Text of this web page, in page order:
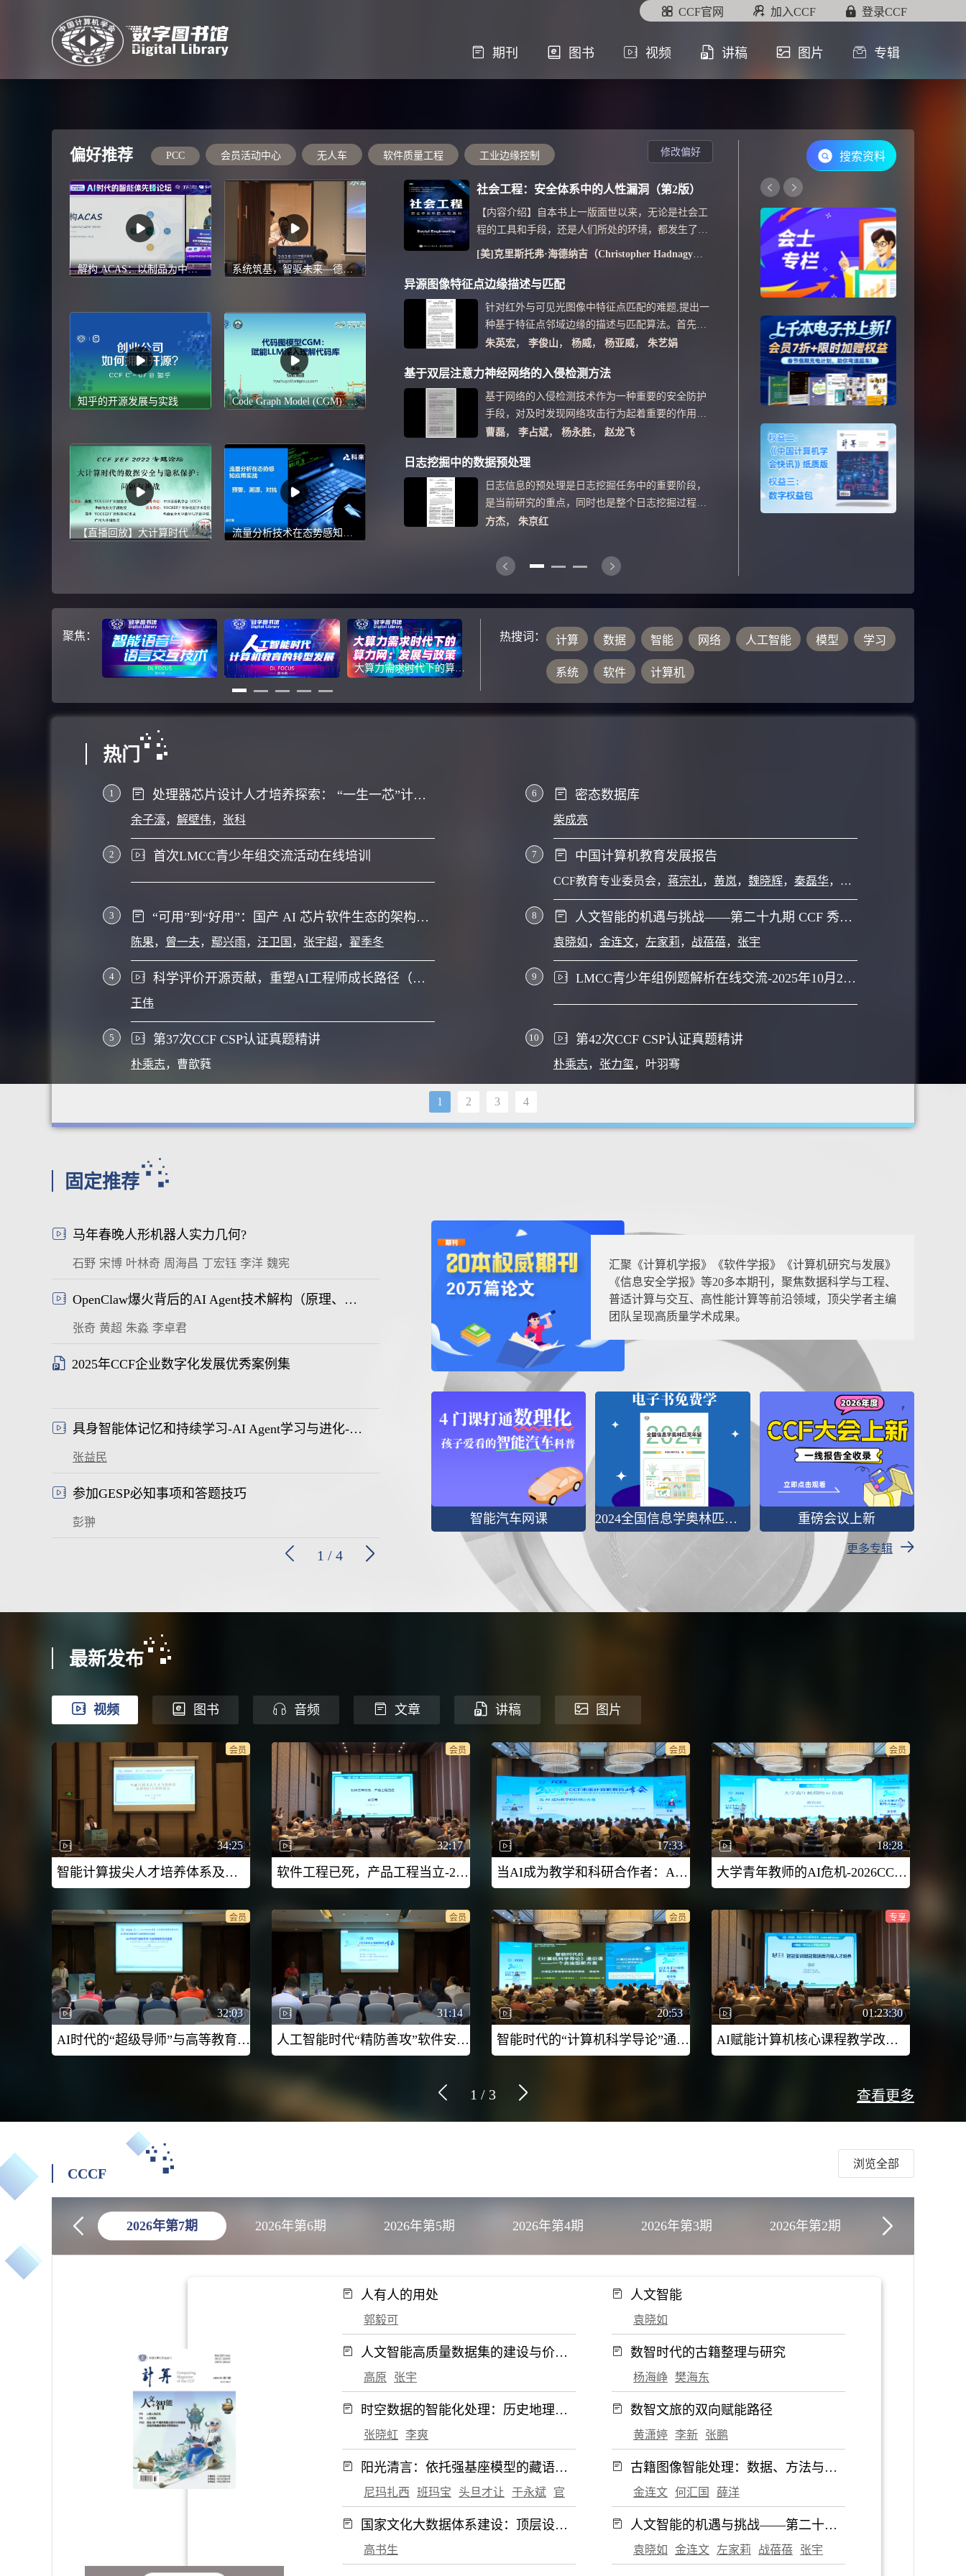
CCF官网 加入CCF 登录CCF
期刊 图书 视频 讲稿 图片 专辑
偏好推荐 PCC 会员活动中心 无人车 软件质量工程 工业边缘控制 修改偏好
解构 ACAS：以制品为中心的智能体系统架构与工程实践 系统筑基，智驱未来—德赛西威智能化方案生态共进
知乎的开源发展与实践 Code Graph Model (CGM): A Graph-Integrated Large Language Model for Repository-Level Software Engineering Tasks-2025 CCF中国软件大会-CCF ChinaSoft
【直播回放】大计算时代的数据安全与隐私保护：问题与挑战？-YEF 2022 流量分析技术在态势感知建设中应用实战
社会工程：安全体系中的人性漏洞（第2版）
【内容介绍】自本书上一版面世以来，无论是社会工
程的工具和手段，还是人们所处的环境，都发生了巨
大的变化，因此本书推出了升级版。本书作者是具备
加了新的示例，将...
[美]克里斯托弗·海德纳吉（Christopher Hadnagy） 著
异源图像特征点边缘描述与匹配
针对红外与可见光图像中特征点匹配的难题,提出一
种基于特征点邻域边缘的描述与匹配算法。首先采
用基于曲率尺度空间的角点检测算法进行特征点提
征点所在曲线的法线作为主方向,以避免图像的旋转
代价；计算特征点邻域像素点的B-LBP算子的加权
分布直方图；然后搜索相同边缘上最近的特征点并
计算相应的直方图信息；再对两个直方图进行级联,
最后采用最近邻算法实现特征点匹配。实验结果表
明,这两种描述子在红外与可见光图像特征点匹配方
面较SIFT算法具有较高的正确匹配率,能够实现两种
图像的精确匹配。
朱英宏，李俊山 ，杨威，杨亚威，朱艺娟
基于双层注意力神经网络的入侵检测方法
基于网络的入侵检测技术作为一种重要的安全防护
手段，对及时发现网络攻击行为起着重要的作用。
目前，采用特征工程的机器学习算法是检测分析网
失有效载荷的重要信息；另外，网络攻击流量中的
不同数据包信息在入侵检测中所起的作用是不同
的，而现有算法大都对重要信息的捕捉能力不足。
针对上述问题，提出了一种新的深度学习模型L2-
神经网络基础上，引入双层注意力机制，捕获关键
检出率平均提升了4.05%和2.48%，同时误报率、漏
其他同类模型。
曹磊，李占斌，杨永胜，赵龙飞
日志挖掘中的数据预处理
日志信息的预处理是日志挖掘任务中的重要阶段，
是当前研究的重点，同时也是整个日志挖掘过程的
基础和实施有效挖掘算法的前提，在日志挖掘中起
的几种软件，而日志挖掘中重要的数据预处理软件
国内暂无。文中主要介绍了数据挖掘中的日志挖
挖掘中的数据预处理，并在Delphi开发工具中成功
的转换，实现了日志挖掘中的数据预处理。 / Log
information preprocessing is an important stage of the
log mining task,which is the focus of current research.
方杰，朱京红
搜索资料
聚焦：
大算力需求时代下的算力网：发展与政策
热搜词： 计算 数据 智能 网络 人工智能 模型 学习
系统 软件 计算机
热门
1 处理器芯片设计人才培养探索： “一生一芯”计划实践经验与教训
余子濠， 解壁伟， 张科
2 首次LMCC青少年组交流活动在线培训
3 “可用”到“好用”：国产 AI 芯片软件生态的架构体系与产业实践
陈果， 曾一夫， 鄢兴雨， 汪卫国 ， 张宇超， 翟季冬
4 科学评价开源贡献，重塑AI工程师成长路径（以 CANN 开源社区为例）-2026CCF未来计算机教育峰会（FCES 2026）
王伟
5 第37次CCF CSP认证真题精讲
朴乘志， 曹歆蕤
6 密态数据库
柴成亮
7 中国计算机教育发展报告
CCF教育专业委员会， 蒋宗礼， 黄岚， 魏晓辉， 秦磊华， 张莉
8 人文智能的机遇与挑战——第二十九期 CCF 秀湖会议报告
袁晓如 ， 金连文， 左家莉， 战蓓蓓， 张宇
9 LMCC青少年组例题解析在线交流-2025年10月25日
10 第42次CCF CSP认证真题精讲
朴乘志， 张力玺， 叶羽骞
1 2 3 4
固定推荐
马年春晚人形机器人实力几何?
石野 宋博 叶林奇 周海昌 丁宏钰 李洋 魏宪
OpenClaw爆火背后的AI Agent技术解构（原理、安全与云上实践）
张奇 黄超 朱淼 李卓君
2025年CCF企业数字化发展优秀案例集
具身智能体记忆和持续学习-AI Agent学习与进化-CNCC 2024
张益民
参加GESP必知事项和答题技巧
彭翀
1 / 4
汇聚《计算机学报》《软件学报》《计算机研究与发展》
《信息安全学报》等20多本期刊，聚焦数据科学与工程、
普适计算与交互、高性能计算等前沿领域，顶尖学者主编
团队呈现高质量学术成果。
智能汽车网课 2024全国信息学奥林匹克年鉴 重磅会议上新
更多专辑
最新发布
视频 图书 音频 文章 讲稿 图片
34:25
会员
智能计算拔尖人才培养体系及赛教融合课程建设-2026CCF未来计算机教育峰会（FCES 2026）
32:17
会员
软件工程已死，产品工程当立-2026CCF未来计算机教育峰会（FCES 2026）
17:33
会员
当AI成为教学和科研合作者：Agent-Native协作对计算机教育的重塑-2026CCF未来计算机教育峰会（FCES 2026）
18:28
会员
大学青年教师的AI危机-2026CCF未来计算机教育峰会（FCES 2026）
32:03
会员
AI时代的“超级导师”与高等教育范式重塑：TDAA教学模式的实践与思考-2026CCF未来计算机教育峰会（FCES 2026）
31:14
会员
人工智能时代“精防善攻”软件安全人才培养-2026CCF未来计算机教育峰会（FCES 2026）
20:53
会员
智能时代的“计算机科学导论”通识课：挑战与实践-2026CCF未来计算机教育峰会（FCES 2026）
01:23:30
专享
AI赋能计算机核心课程教学改革（二）-2026CCF未来计算机教育峰会（FCES 2026）
1 / 3 查看更多
CCCF
浏览全部
2026年第7期 2026年第6期 2026年第5期 2026年第4期 2026年第3期 2026年第2期
2021年第12期
2021年第11期 2021年第10期 2021年第9期 2021年第8期 2021年第7期
2017年第5期
2012年第8期 2012年第6期
人有人的用处
郭毅可
人文智能
袁晓如
人文智能高质量数据集的建设与价值
释放
高原 张宇
数智时代的古籍整理与研究
杨海峥 樊海东
时空数据的智能化处理：历史地理学
的发展与挑战
张晓虹 李爽
数智文旅的双向赋能路径
黄潇婷 李新 张鹏
阳光清言：依托强基座模型的藏语通
用大模型构建
尼玛扎西 班玛宝 头旦才让 于永斌 官却才让
古籍图像智能处理：数据、方法与展
望
金连文 何汇国 薛洋
国家文化大数据体系建设：顶层设计
与实践探索
高书生
人文智能的机遇与挑战——第二十九
期 CCF 秀湖会议报告
袁晓如 金连文 左家莉 战蓓蓓 张宇